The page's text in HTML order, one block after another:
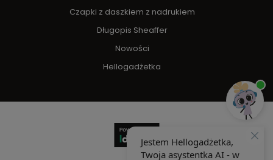
Czapki z daszkiem z nadrukiem
Długopis Sheaffer
Nowości
Hellogadżetka